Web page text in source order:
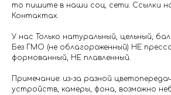
то пишите в наши соц. сети. Ссылки
Контактах.
У нас Только натуральный, цельный,
Без ГМО (не облагороженный) НЕ
формованный, НЕ плавленный.
Примечание: из-за разной
устройств, камеры, фона, возможно